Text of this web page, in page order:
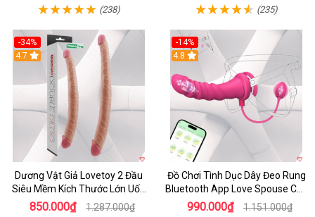
(238) (235)
-34%
4.7
Dương Vật Giả Lovetoy 2 Đầu
Siêu Mềm Kích Thước Lớn Uốn
Cong
850.000₫ 1.287.000₫
-14%
4.8
Đồ Chơi Tình Dục Dây Đeo Rung
Bluetooth App Love Spouse Cho
Les
990.000₫ 1.151.000₫